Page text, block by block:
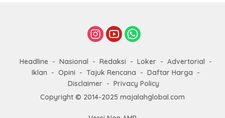
Headline Nasional Redaksi Loker
Advertorial
Iklan
Opini Tajuk Rencana
Daftar Harga
Disclaimer
Privacy Policy
Copyright © 2014-2025 majalahglobal.com